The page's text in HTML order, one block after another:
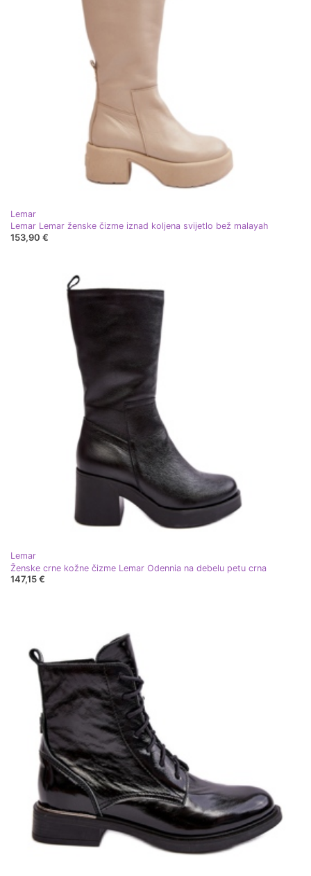
Lemar
Lemar Lemar ženske čizme iznad koljena svijetlo bež malayah
153,90 €
Lemar
Ženske crne kožne čizme Lemar Odennia na debelu petu crna
147,15 €